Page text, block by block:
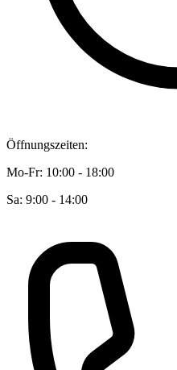
Öffnungszeiten:
Mo-Fr: 10:00 - 18:00
Sa: 9:00 - 14:00